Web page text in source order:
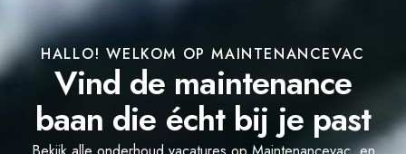
HALLO! WELKOM OP MAINTENANCEVAC
Vind de maintenance
baan die écht bij je past